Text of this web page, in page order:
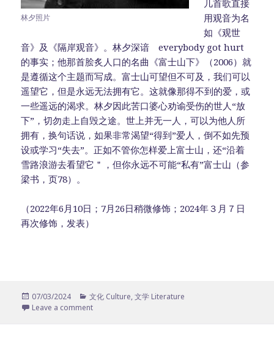
林夕照片
几首歌直接
用观音为名
如《观世
音》及《隔岸观音》。林夕深谙 everybody got hurt
的事实；他那首脍炙人口的名曲《富士山下》（2006）就
是遵循这个主题而写成。富士山可望但不可及，我们可以
遥望它，但是永远无法拥有它。这就像那得不到的爱，或
一些遥远的渴求。林夕因此苦口婆心劝谕受伤的世人“放
下”，切勿走上自毁之途。世上并无一人，可以为他人所
拥有，换句话说，如果非常渴望“得到”爱人，倒不如先预
设或学习“失去”。正如不管你怎样爱上富士山，还“沿着
雪路浪游去看望它＂，但你永远不可能“私有”富士山（参
梁书，页78）。
（2022年6月10日；7月26日稍微修饰；2024年３月７日
再次修饰，发表）
Posted
on
07/03/2024 Categories
文化 Culture,文学 Literature
Leave a comment